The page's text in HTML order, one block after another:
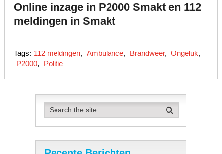
Online inzage in P2000 Smakt en 112
meldingen in Smakt
Tags: 112 meldingen, Ambulance, Brandweer, Ongeluk,
P2000, Politie